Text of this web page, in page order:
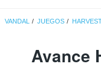
VANDAL JUEGOS
Avance